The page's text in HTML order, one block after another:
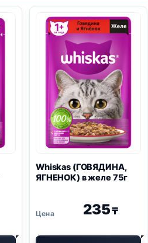
Whiskas (ГОВЯДИНА,
ЯГНЕНОК) в желе 75г
235₸